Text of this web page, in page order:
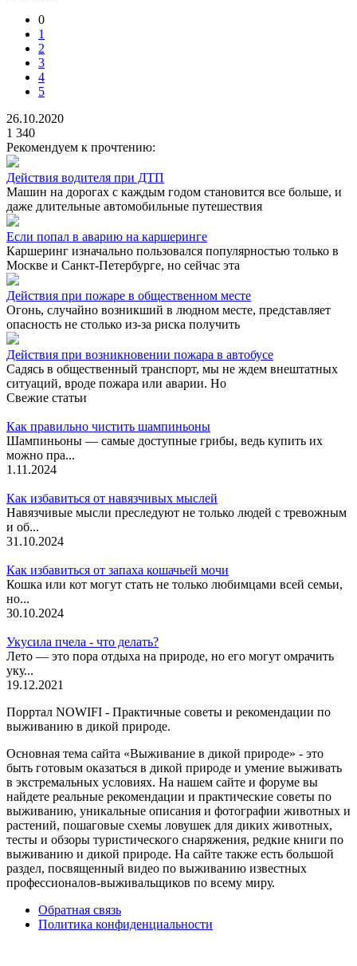
0
1
2
3
4
5
26.10.2020
1 340
Рекомендуем к прочтению:
Действия водителя при ДТП
Машин на дорогах с каждым годом становится все больше, и
даже длительные автомобильные путешествия
Если попал в аварию на каршеринге
Каршеринг изначально пользовался популярностью только в
Москве и Санкт-Петербурге, но сейчас эта
Действия при пожаре в общественном месте
Огонь, случайно возникший в людном месте, представляет
опасность не столько из-за риска получить
Действия при возникновении пожара в автобусе
Садясь в общественный транспорт, мы не ждем внештатных
ситуаций, вроде пожара или аварии. Но
Свежие статьи
Как правильно чистить шампиньоны
Шампиньоны — самые доступные грибы, ведь купить их
можно пра...
1.11.2024
Как избавиться от навязчивых мыслей
Навязчивые мысли преследуют не только людей с тревожным
и об...
31.10.2024
Как избавиться от запаха кошачьей мочи
Кошка или кот могут стать не только любимцами всей семьи,
но...
30.10.2024
Укусила пчела - что делать?
Лето — это пора отдыха на природе, но его могут омрачить
уку...
19.12.2021
Порртал NOWIFI - Практичные советы и рекомендации по
выживанию в дикой природе.
Основная тема сайта «Выживание в дикой природе» - это
быть готовым оказаться в дикой природе и умение выживать
в экстремальных условиях. На нашем сайте и форуме вы
найдете реальные рекомендации и практические советы по
выживанию, уникальные описания и фотографии животных и
растений, пошаговые схемы ловушек для диких животных,
тесты и обзоры туристического снаряжения, редкие книги по
выживанию и дикой природе. На сайте также есть большой
раздел, посвященный видео по выживанию известных
профессионалов-выживальщиков по всему миру.
Обратная связь
Политика конфиденциальности